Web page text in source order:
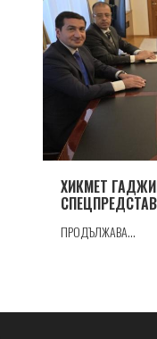
ХИКМЕТ
ПРОДЪЛЖАВА...